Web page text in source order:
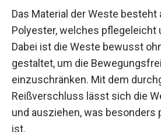
richtig, um genügend
bieten.
Das Material der Weste besteht
Polyester, welches pflegeleicht
Dabei ist die Weste bewusst
gestaltet, um die
einzuschränken. Mit dem